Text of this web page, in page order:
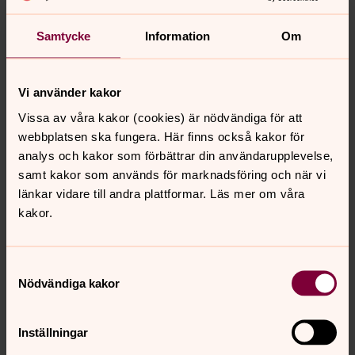
Samtycke Information Om
Vi använder kakor
Vissa av våra kakor (cookies) är nödvändiga för att
webbplatsen ska fungera. Här finns också kakor för
analys och kakor som förbättrar din användarupplevelse,
samt kakor som används för marknadsföring och när vi
länkar vidare till andra plattformar. Läs mer om våra
kakor.
Nödvändiga kakor
Inställningar
Musik och körer
Oavsett om du vill sjunga i kör eller är intresserad av en
information för dig!
Samtal och omsorg
Vi erbjuder enskilda samtal med diakon, samtalsgrupper
för dig som sörjer en anhörig, terapiverksamhet och
hjälp för dig som lever i någon form av utsatthet.
Kontakta oss
e-postadress till vår expedition och